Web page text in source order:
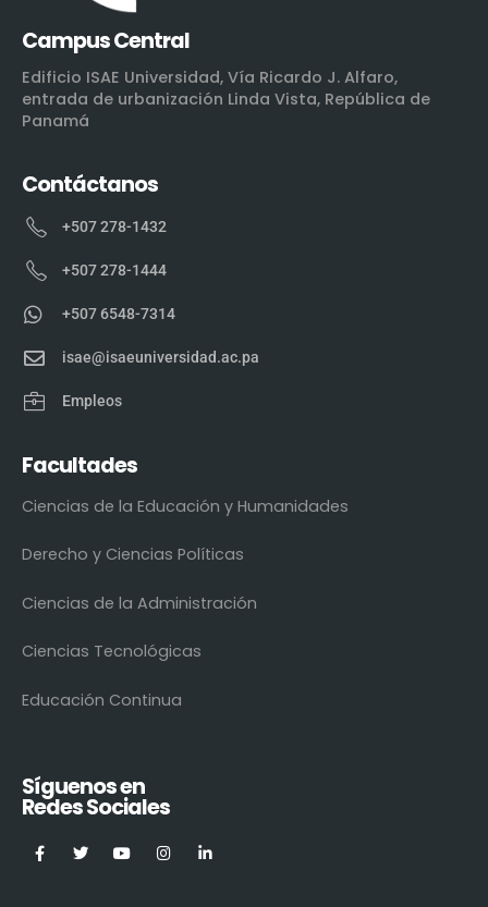
Campus Central
Edificio ISAE Universidad, Vía Ricardo J. Alfaro,
entrada de urbanización Linda Vista, República de
Panamá
Contáctanos
+507 278-1432
+507 278-1444
+507 6548-7314
isae@isaeuniversidad.ac.pa
Empleos
Facultades
Ciencias de la Educación y Humanidades
Derecho y Ciencias Políticas
Ciencias de la Administración
Ciencias Tecnológicas
Educación Continua
Síguenos en
Redes Sociales